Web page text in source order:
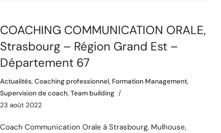
COACHING COMMUNICATION ORALE,
Strasbourg – Région Grand Est –
Département 67
Actualités, Coaching professionnel, Formation Management,
Supervision de coach, Team building
23 août 2022
Coach Communication Orale à Strasbourg, Mulhouse,